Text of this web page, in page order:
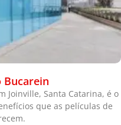
Joinville, Santa Catarina, é o
que as películas de